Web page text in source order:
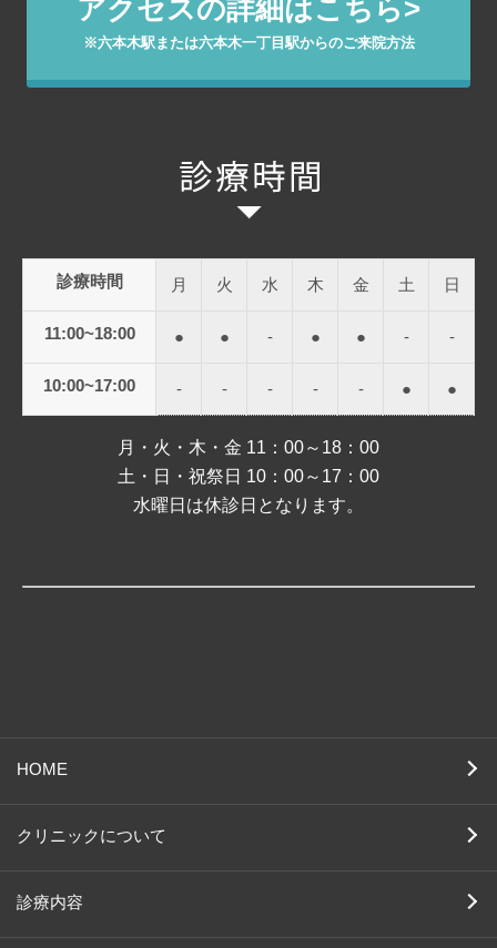
アクセスの詳細はこちら>
※六本木駅または六本木一丁目駅からのご来院方法
診療時間 月 火 水 木 金 土 日
11:00~18:00 ● ● - ● ● - -
10:00~17:00 - - - - - ● ●
月・火・木・金 11：00～18：00
土・日・祝祭日 10：00～17：00
水曜日は休診日となります。
HOME
クリニックについて
診療内容